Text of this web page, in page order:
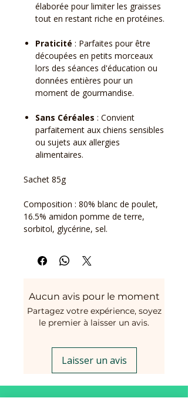
élaborée pour limiter les graisses
tout en restant riche en protéines.
Praticité : Parfaites pour être
découpées en petits morceaux
lors des séances d'éducation ou
données entières pour un
moment de gourmandise.
Sans Céréales : Convient
parfaitement aux chiens sensibles
ou sujets aux allergies
alimentaires.
Sachet 85g
Composition : 80% blanc de poulet,
16.5% amidon pomme de terre,
sorbitol, glycérine, sel.
Aucun avis pour le moment
Partagez votre expérience, soyez
le premier à laisser un avis.
Laisser un avis